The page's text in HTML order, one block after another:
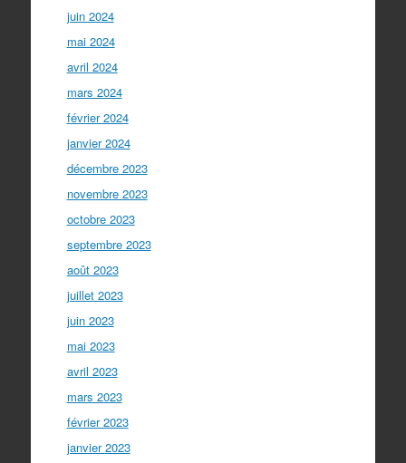
juin 2024
mai 2024
avril 2024
mars 2024
février 2024
janvier 2024
décembre 2023
novembre 2023
octobre 2023
septembre 2023
août 2023
juillet 2023
juin 2023
mai 2023
avril 2023
mars 2023
février 2023
janvier 2023